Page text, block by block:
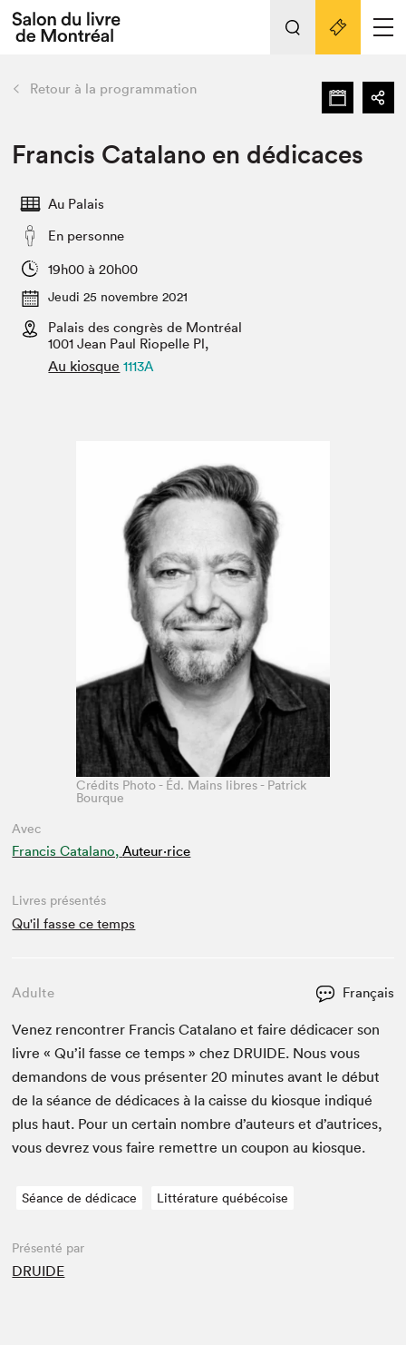
Espace exposant⋅e⋅s
Espace enseignant·e·s
L'événement
Préparer sa visite au Salon
Actualités
SLM PRO
retour Nos activités
Préparer sa visite
Salon au Palais
Projets partenaires
Liens pratiques
Retour à la programmation
Francis Catalano en dédicaces
Au Palais
En personne
19h00 à 20h00
Jeudi 25 novembre 2021
Palais des congrès de Montréal
1001 Jean Paul Riopelle Pl,
Au kiosque 1113A
Avec
Francis Catalano, Auteur·rice
Crédits Photo - Éd. Mains libres - Patrick
Bourque
Livres présentés
Qu'il fasse ce temps
Adulte Français
Venez ren­con­tr­er Fran­cis Cata­lano et faire dédi­cac­er son
livre « Qu’il fasse ce temps » chez DRUIDE. Nous vous
deman­dons de vous présen­ter20 min­utes avant le début
de la séance de dédi­caces à la caisse du kiosque indiqué
plus haut. Pour un cer­tain nom­bre d’auteurs et d’autrices,
vous devrez vous faire remet­tre un coupon au kiosque.
Séance de dédicace Littérature québécoise
Présenté par
DRUIDE